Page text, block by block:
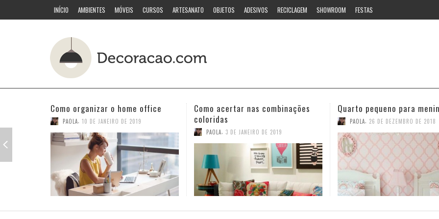
INÍCIO AMBIENTES MÓVEIS CURSOS ARTESANATO OBJETOS ADESIVOS RECICLAGEM SHOWROOM FESTAS
Como acertar nas combinações
coloridas
PAOLA, 3 DE JANEIRO DE 2019
Quarto pequeno para meninas
PAOLA, 26 DE DEZEMBRO DE 2018
Ideias estilosas para o
PAOLA 12 DE NOVEMBRO DE 2018